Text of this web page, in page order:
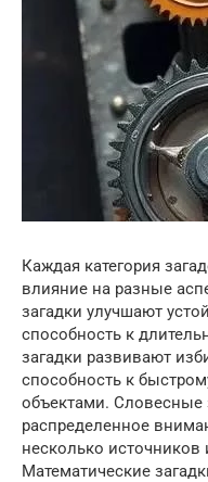
Каждая категория
влияние на разные
загадки улучшают
способность к
загадки развивают
способность к
объектами. Словесные
распределенное
несколько
Математические